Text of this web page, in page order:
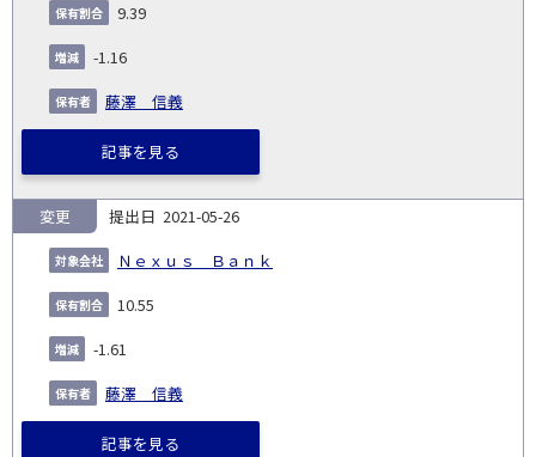
9.39
-1.16
藤澤 信義
記事を見る
2021-05-26
Ｎｅｘｕｓ Ｂａｎｋ
変更
10.55
-1.61
藤澤 信義
記事を見る